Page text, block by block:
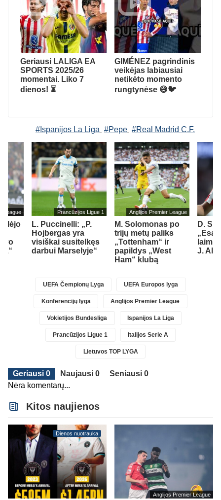
Geriausi LALIGA EA
SPORTS 2025/26
momentai. Liko 7
dienos! ⏳
GIMÉNEZ pagrindinis
veikėjas labiausiai
netikėto momento
rungtynėse 😅🐦
#Ispanijos La Liga #Pepe #Real Madrid C.F.
League Prancūzijos Ligue 1
L. Puccinelli: „P.
Hojbergas yra
visiškai susitelkęs
darbui Marselyje“
Anglijos Premier League
M. Solomonas po
trijų metų paliks
„Tottenham“ ir
papildys „West
Ham“ klubą
D.
J.
UEFA Čempionų Lyga UEFA Europos lyga
Konferencijų lyga Anglijos Premier League
Vokietijos Bundesliga Ispanijos La Liga
Prancūzijos Ligue 1 Italijos Serie A
Lietuvos TOP LYGA
Geriausi 0 Naujausi 0
Seniausi 0
Nėra komentarų...
Kitos naujienos
Dienos nuotrauka
Anglijos Premier League